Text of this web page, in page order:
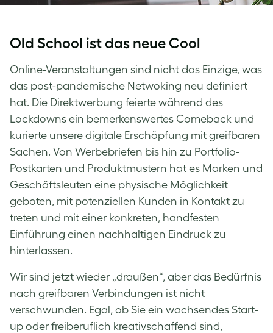
Old School ist das neue Cool
Online-Veranstaltungen sind nicht das Einzige, was
das post-pandemische Netwoking neu definiert
hat. Die Direktwerbung feierte während des
Lockdowns ein bemerkenswertes Comeback und
kurierte unsere digitale Erschöpfung mit greifbaren
Sachen. Von Werbebriefen bis hin zu Portfolio-
Postkarten und Produktmustern hat es Marken und
Geschäftsleuten eine physische Möglichkeit
geboten, mit potenziellen Kunden in Kontakt zu
treten und mit einer konkreten, handfesten
Einführung einen nachhaltigen Eindruck zu
hinterlassen.
Wir sind jetzt wieder „draußen“, aber das Bedürfnis
nach greifbaren Verbindungen ist nicht
verschwunden. Egal, ob Sie ein wachsendes Start-
up oder freiberuflich kreativschaffend sind,